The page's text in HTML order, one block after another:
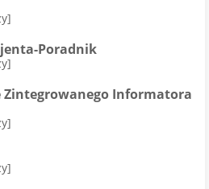
Poradnik
Zintegrowanego Informatora